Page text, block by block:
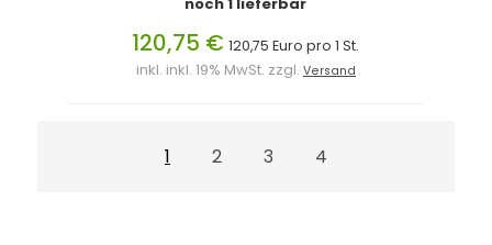
noch 1 lieferbar
120,75 € 120,75 Euro pro 1 St.
inkl. inkl. 19% MwSt. zzgl. Versand
1 2 3 4